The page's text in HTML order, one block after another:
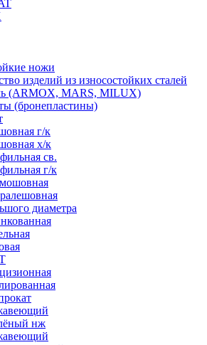
ножи
изделий из износостойких сталей
(ARMOX, MARS, MILUX)
(бронепластины)
г/к
х/к
св.
г/к
диаметра
нж